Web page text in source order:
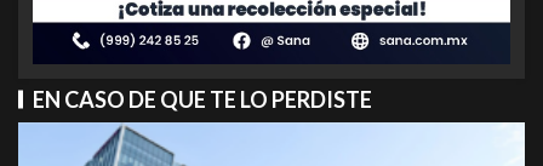
EN CASO DE QUE TE LO PERDISTE